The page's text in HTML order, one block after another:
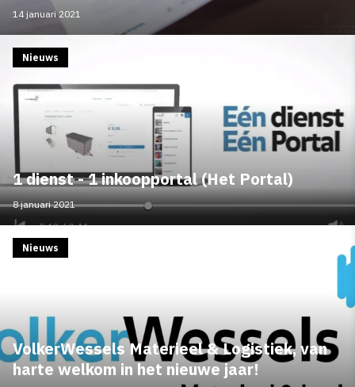
14 januari 2021
1 dienst - 1 inkoopportal (Het Portal)
Nieuws
8 januari 2021
VolkerWessels Materieel & Logistiek, van
harte welkom in het nieuwe jaar!
Nieuws